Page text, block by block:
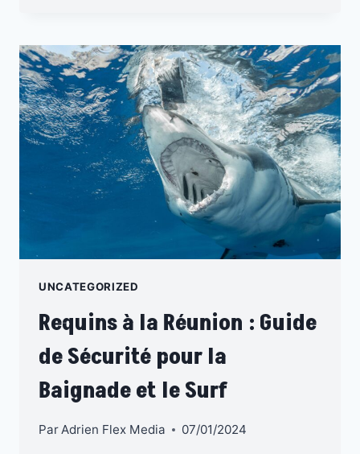
LA
RÉUNION
:
QUE
RAMENER
CHEZ
SOI
?
UNCATEGORIZED
Requins à la Réunion : Guide
de Sécurité pour la
Baignade et le Surf
Par Adrien Flex Media 07/01/2024